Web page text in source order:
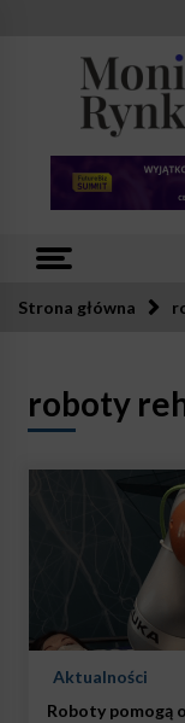
Strona główna
roboty
Aktualności
Roboty pomogą